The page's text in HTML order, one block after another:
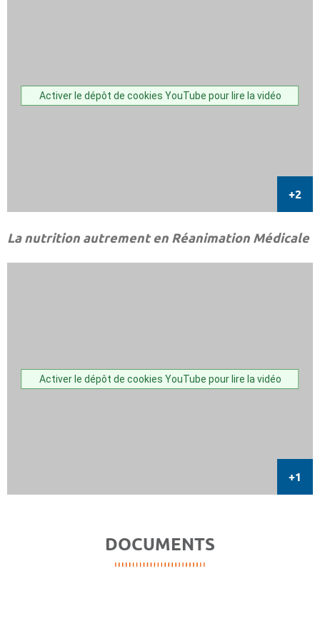
Activer le dépôt de cookies YouTube pour lire la vidéo
La nutrition autrement en Réanimation Médicale
Activer le dépôt de cookies YouTube pour lire la vidéo
DOCUMENTS